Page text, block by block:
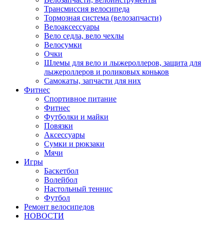
Трансмиссия велосипеда
Тормозная система (велозапчасти)
Велоаксессуары
Вело седла, вело чехлы
Велосумки
Очки
Шлемы для вело и лыжероллеров, защита для
лыжероллеров и роликовых коньков
Самокаты, запчасти для них
Фитнес
Спортивное питание
Фитнес
Футболки и майки
Повязки
Аксессуары
Сумки и рюкзаки
Мячи
Игры
Баскетбол
Волейбол
Настольный теннис
Футбол
Ремонт велосипедов
НОВОСТИ